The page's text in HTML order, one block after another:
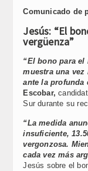
Comunicado de
Jesús: “El
vergüenza”
“El bono para el
muestra una
ante la profunda
Escobar,
Sur durante su
“La medida
insuficiente,
vergonzosa.
cada vez más
Jesús sobre el